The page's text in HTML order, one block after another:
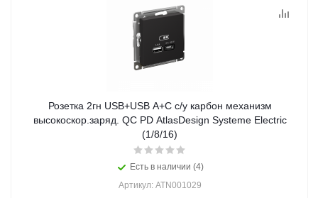
Розетка 2гн USB+USB A+C с/у карбон механизм
высокоскор.заряд. QC PD AtlasDesign Systeme Electric
(1/8/16)
Есть в наличии (4)
Артикул: ATN001029